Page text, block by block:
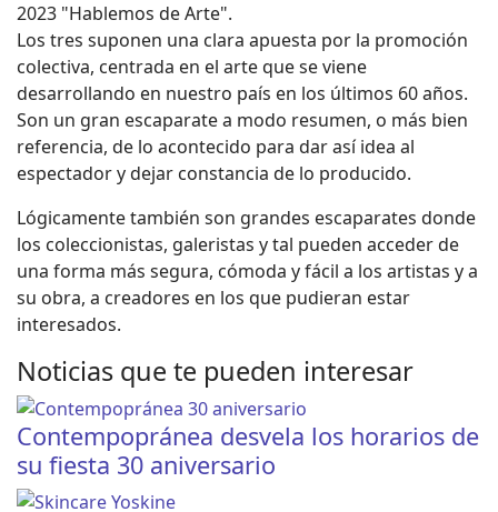
2023 "Hablemos de Arte".
Los tres suponen una clara apuesta por la promoción
colectiva, centrada en el arte que se viene
desarrollando en nuestro país en los últimos 60 años.
Son un gran escaparate a modo resumen, o más bien
referencia, de lo acontecido para dar así idea al
espectador y dejar constancia de lo producido.
Lógicamente también son grandes escaparates donde
los coleccionistas, galeristas y tal pueden acceder de
una forma más segura, cómoda y fácil a los artistas y a
su obra, a creadores en los que pudieran estar
interesados.
Noticias que te pueden interesar
Contempopránea desvela los horarios de
su fiesta 30 aniversario